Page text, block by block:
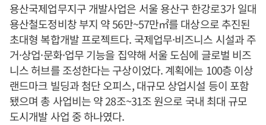
용산국제업무지구 개발사업은 서울 용산구 한강로3가 일대
용산철도정비창 부지 약 56만~57만㎡를 대상으로 추진된
초대형 복합개발 프로젝트다. 국제업무·비즈니스 시설과 주
거·상업·문화·업무 기능을 집약해 서울 도심에 글로벌 비즈
니스 허브를 조성한다는 구상이었다. 계획에는 100층 이상
랜드마크 빌딩과 첨단 오피스, 대규모 상업시설 등이 포함
됐으며 총 사업비는 약 28조~31조 원으로 국내 최대 규모
도시개발 사업 중 하나였다.